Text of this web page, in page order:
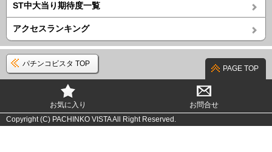
ST中大当り期待度一覧
アクセスランキング
パチンコビスタ TOP
PAGE TOP
お気に入り
お問合せ
Copyright (C) PACHINKO VISTA All Right Reserved.